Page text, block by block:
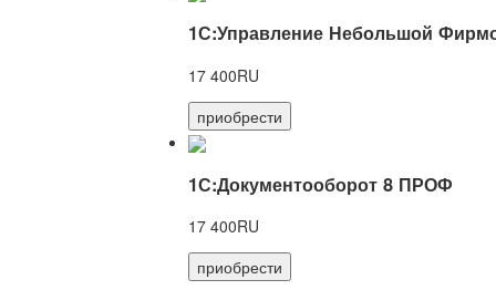
1С:Управление Небольшой
17 400RU
приобрести
1С:Документооборот 8 ПРОФ
17 400RU
приобрести